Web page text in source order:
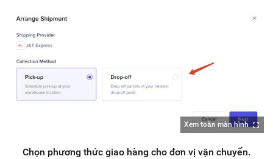
Xem toàn màn hình
Chọn phương thức giao hàng cho đơn vị vận chuyển.